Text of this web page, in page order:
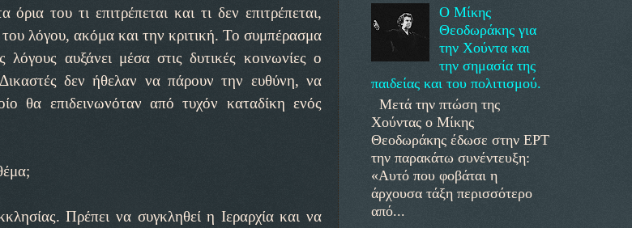
του τι επιτρέπεται και τι δεν επιτρέπεται,
λόγου, ακόμα και την κριτική. Το συμπέρασμα
αυξάνει μέσα στις δυτικές κοινωνίες ο
δεν ήθελαν να πάρουν την ευθύνη, να
θα επιδεινωνόταν από τυχόν καταδίκη ενός
Πρέπει να συγκληθεί η Ιεραρχία και να
Ο Μίκης
Θεοδωράκης για
την Χούντα και
την σημασία της
παιδείας και του πολιτισμού.
Μετά την πτώση της
Χούντας ο Μίκης
Θεοδωράκης έδωσε στην ΕΡΤ
την παρακάτω συνέντευξη:
«Αυτό που φοβάται η
άρχουσα τάξη περισσότερο
από...